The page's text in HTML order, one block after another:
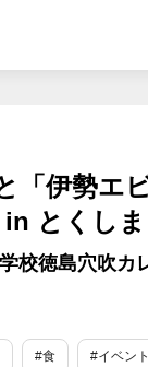
「伊勢エ
とくし
徳島穴吹カ
#食 #イベント